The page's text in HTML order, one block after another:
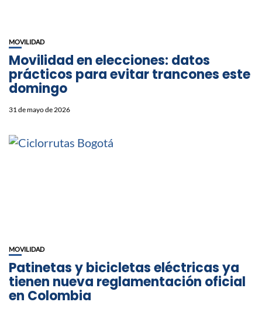
MOVILIDAD
Movilidad en elecciones: datos
prácticos para evitar trancones este
domingo
31 de mayo de 2026
MOVILIDAD
Patinetas y bicicletas eléctricas ya
tienen nueva reglamentación oficial
en Colombia